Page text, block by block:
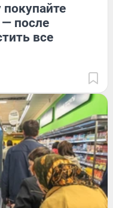
после
все